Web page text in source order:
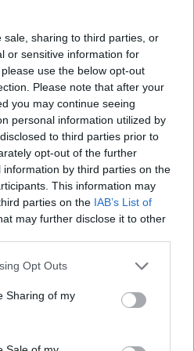
sale, sharing to third parties, or
or sensitive information for
use the below opt-out
Please note that after your
you may continue seeing
personal information utilized by
to third parties prior to
opt-out of the further
by third parties on the
This information may
parties on the IAB’s List of
may further disclose it to other
Opt Outs
Sharing of my
výhodnější koupit nové zařízení.
elektroniky i po skončení
náhradních dílů a zabránit
zbytečně komplikovali nebo
konkrétní cenový limit ani
dílů a oprav.
přichází
Každý rok končí v odpadu
miliony elektrospotřebičů,
přestože by mnohé z nich
mohly dál sloužit. Od 31.
státy začnou uplatňovat takzvané
záruční doby a zlepšit
nová pravidla přinesou, jak mohou
a kde jsou jejich limity.